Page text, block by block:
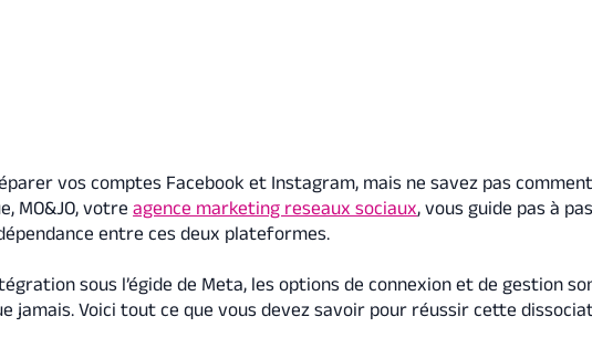
vos comptes Facebook et Instagram, mais ne savez pas
MO&JO, votreagence marketing reseaux sociaux, vous guide pas à
entre ces deux plateformes.
sous l’égide de Meta, les options de connexion et de gestion
jamais. Voici tout ce que vous devez savoir pour réussir cette